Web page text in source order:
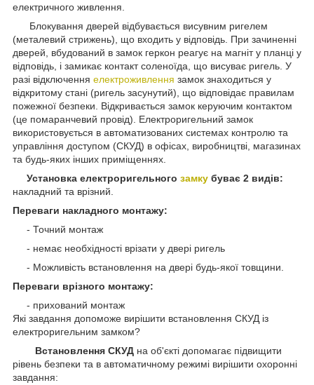
електричного живлення.
Блокування дверей відбувається висувним ригелем
(металевий стрижень), що входить у відповідь. При зачиненні
дверей, вбудований в замок геркон реагує на магніт у планці у
відповідь, і замикає контакт соленоїда, що висуває ригель. У
разі відключення електроживлення замок знаходиться у
відкритому стані (ригель засунутий), що відповідає правилам
пожежної безпеки. Відкривається замок керуючим контактом
(це помаранчевий провід). Електроригельний замок
використовується в автоматизованих системах контролю та
управління доступом (СКУД) в офісах, виробництві, магазинах
та будь-яких інших приміщеннях.
Установка електроригельного замку буває 2 видів:
накладний та врізний.
Переваги накладного монтажу:
- Точний монтаж
- немає необхідності врізати у двері ригель
- Можливість встановлення на двері будь-якої товщини.
Переваги врізного монтажу:
- прихований монтаж
Які завдання допоможе вирішити встановлення СКУД із
електроригельним замком?
Встановлення СКУД на об'єкті допомагає підвищити
рівень безпеки та в автоматичному режимі вирішити охоронні
завдання: